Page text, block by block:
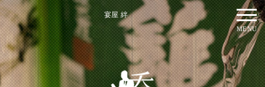
宴屋 絆
MENU